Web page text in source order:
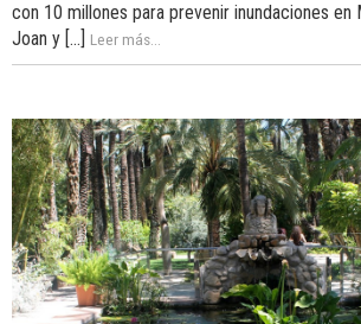
con 10 millones para prevenir inundaciones en
Joan y [...]
Leer más...